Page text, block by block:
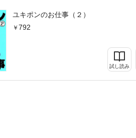
ユキポンのお仕事（２）
792
試し読み